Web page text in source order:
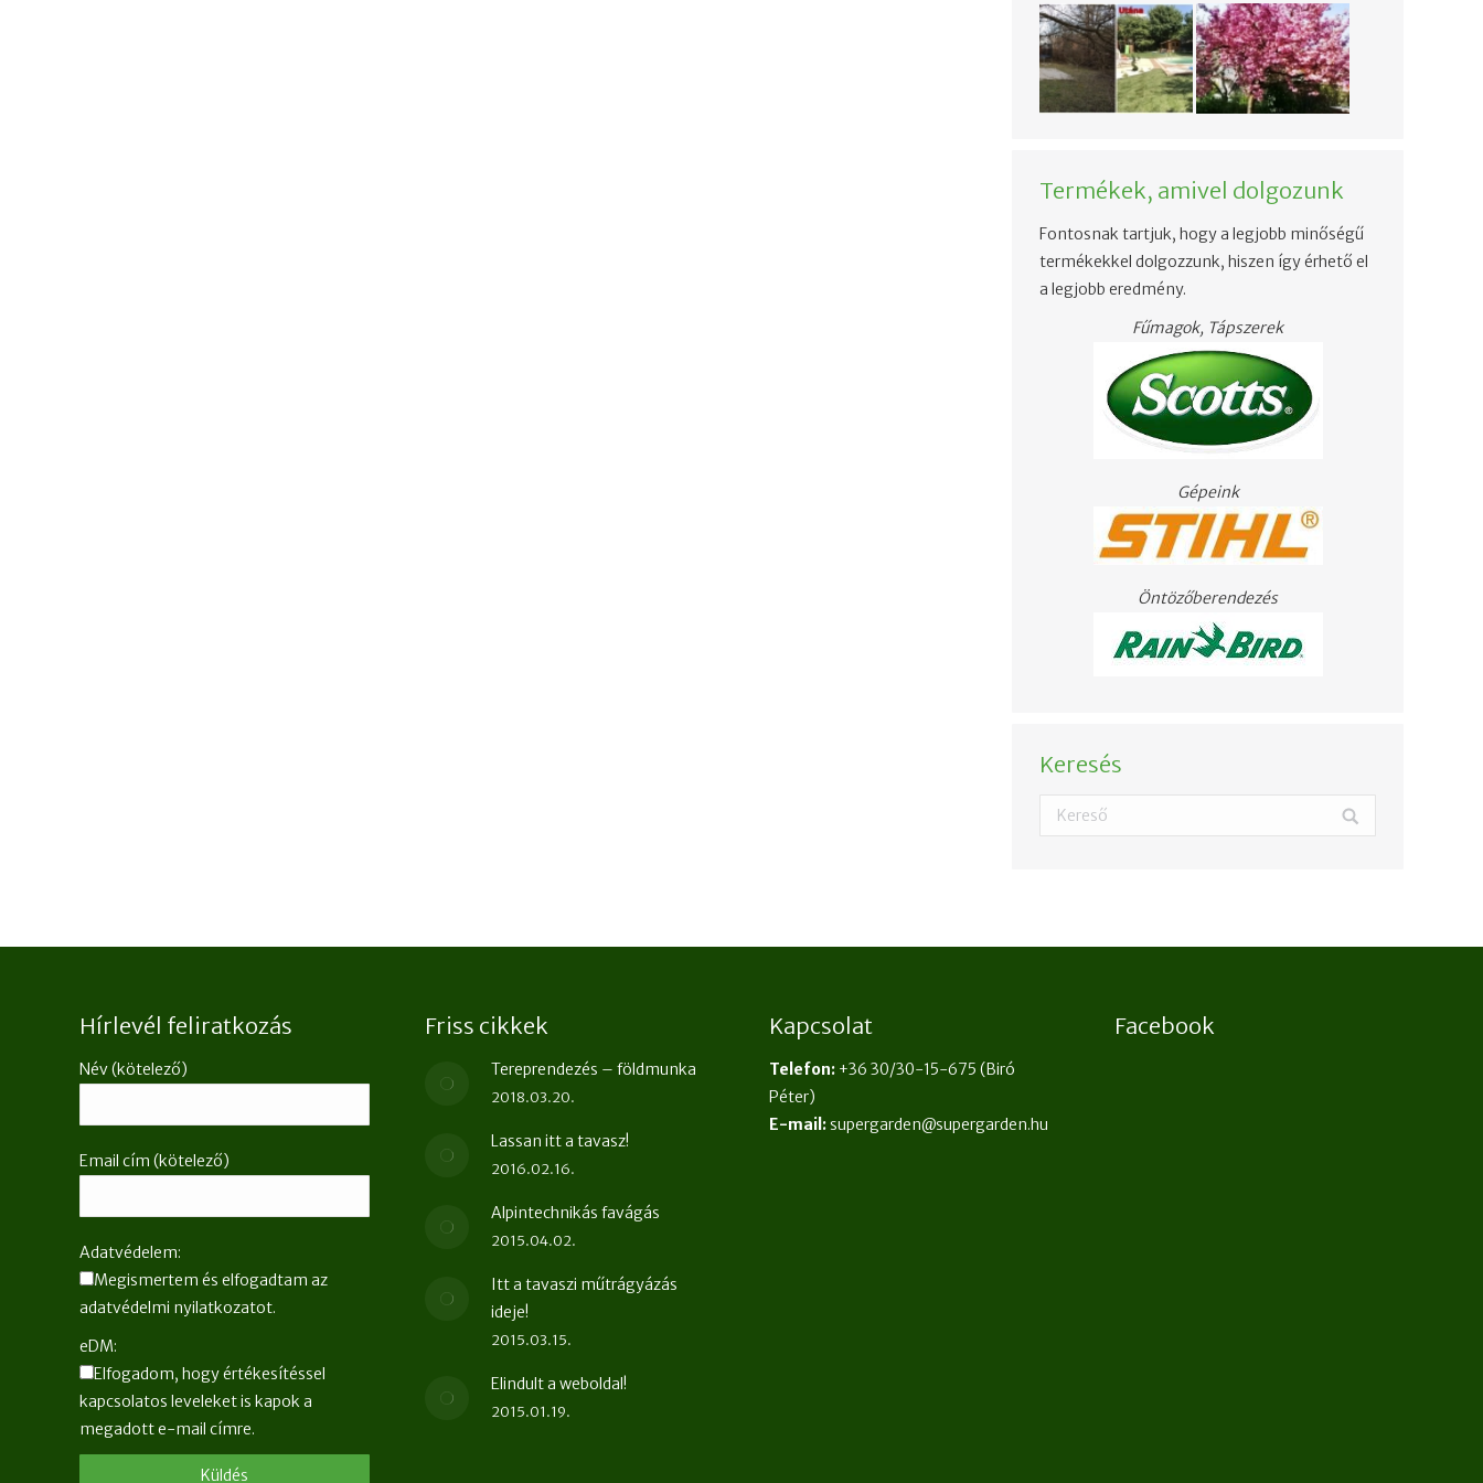
Termékek, amivel dolgozunk
Fontosnak tartjuk, hogy a legjobb minőségű
termékekkel dolgozzunk, hiszen így érhető el
a legjobb eredmény.
Fűmagok, Tápszerek
Gépeink
Öntözőberendezés
Keresés
Search:
Hírlevél feliratkozás
Név (kötelező)
Email cím (kötelező)
Adatvédelem:
Megismertem és elfogadtam az
adatvédelmi nyilatkozatot.
eDM:
Elfogadom, hogy értékesítéssel
kapcsolatos leveleket is kapok a
megadott e-mail címre.
Friss cikkek
Tereprendezés – földmunka
2018.03.20.
Lassan itt a tavasz!
2016.02.16.
Alpintechnikás favágás
2015.04.02.
Itt a tavaszi műtrágyázás
ideje!
2015.03.15.
Elindult a weboldal!
2015.01.19.
Kapcsolat
Telefon: +36 30/30-15-675 (Biró
Péter)
E-mail: supergarden@supergarden.hu
Facebook